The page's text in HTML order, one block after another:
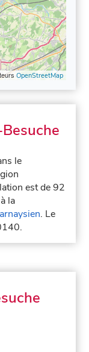
OpenStreetMap
le
est de 92
la
. Le